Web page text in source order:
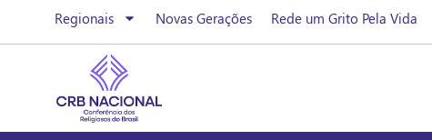
Regionais Novas Gerações Rede um Grito Pela Vida